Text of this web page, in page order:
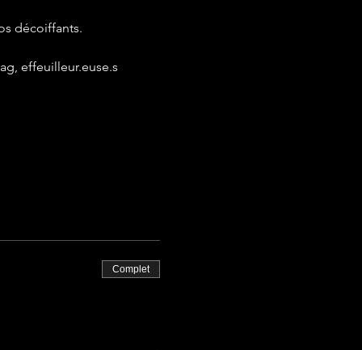
décoiffants.
effeuilleur.euse.s
Complet